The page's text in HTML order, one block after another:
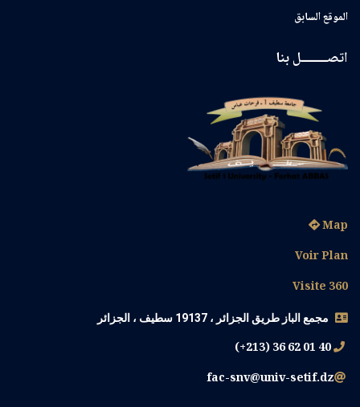
الموقع السابق
اتصــــــــل بنا
Map
Voir Plan
Visite 360
مجمع الباز طريق الجزائر ، 19137 سطيف ، الجزائر
(+213) 36 62 01 40
fac-snv@univ-setif.dz